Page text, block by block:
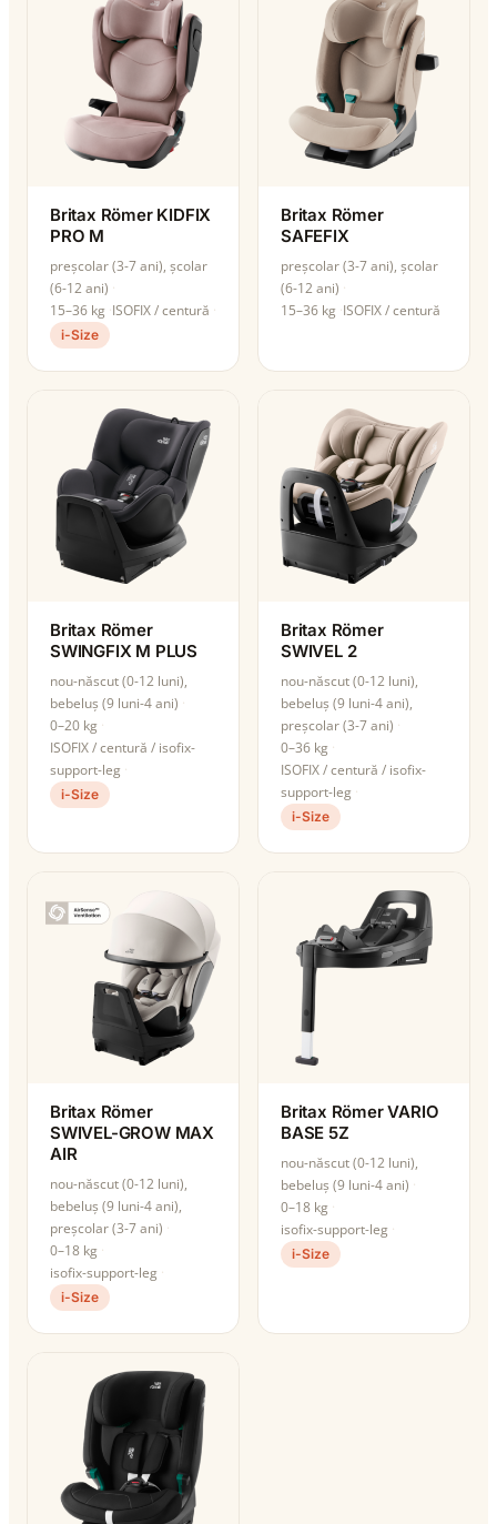
Britax Römer KIDFIX
PRO M
preșcolar (3-7 ani), școlar
(6-12 ani)
15–36 kg ISOFIX / centură
i-Size
Britax Römer
SAFEFIX
preșcolar (3-7 ani), școlar
(6-12 ani)
15–36 kg ISOFIX / centură
Britax Römer
SWINGFIX M PLUS
nou-născut (0-12 luni),
bebeluș (9 luni-4 ani)
0–20 kg
ISOFIX / centură / isofix-
support-leg
i-Size
Britax Römer
SWIVEL 2
nou-născut (0-12 luni),
bebeluș (9 luni-4 ani),
preșcolar (3-7 ani)
0–36 kg
ISOFIX / centură / isofix-
support-leg
i-Size
Britax Römer
SWIVEL-GROW MAX
AIR
nou-născut (0-12 luni),
bebeluș (9 luni-4 ani),
preșcolar (3-7 ani)
0–18 kg
isofix-support-leg
i-Size
Britax Römer VARIO
BASE 5Z
nou-născut (0-12 luni),
bebeluș (9 luni-4 ani)
0–18 kg
isofix-support-leg
i-Size